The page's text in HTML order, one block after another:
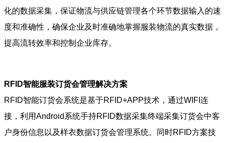
化的数据采集，保证物流与供应链管理各个环节数据输入的速
度和准确性，确保企业及时准确地掌握服装物流的真实数据，
提高流转效率和控制企业库存。
RFID智能服装订货会管理解决方案
RFID智能订货会系统是基于RFID+APP技术，通过WIFI连
接，利用Android系统手持RFID数据采集终端采集订货会中客
户身份信息以及样衣数据订货会管理系统。同时RFID方案技